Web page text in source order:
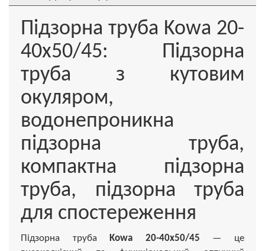
Підзорна труба Kowa 20-
40x50/45: Підзорна
труба з кутовим
окуляром,
водонепроникна
підзорна труба,
компактна підзорна
труба, підзорна труба
для спостереження
Підзорна труба Kowa 20-40x50/45 — це